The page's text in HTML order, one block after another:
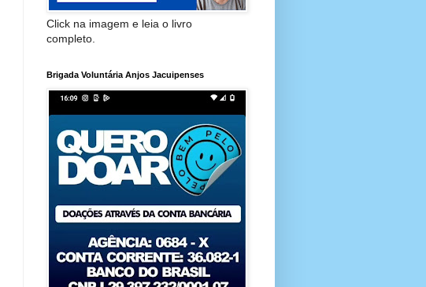
Click na imagem e leia o livro
completo.
Brigada Voluntária Anjos Jacuipenses